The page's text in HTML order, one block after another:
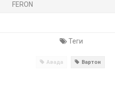
FERON
Теги
Авада Вартон